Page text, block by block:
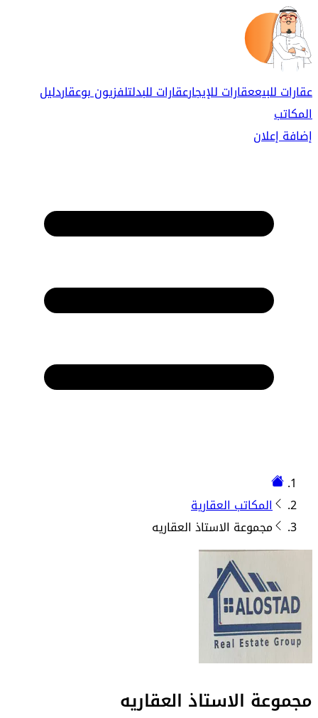
عقارات للبيععقارات للإيجارعقارات للبدلتلفزيون بوعقاردليل
المكاتب
إضافة إعلان
المكاتب العقارية
مجموعة الاستاذ العقاريه
مجموعة الاستاذ العقاريه